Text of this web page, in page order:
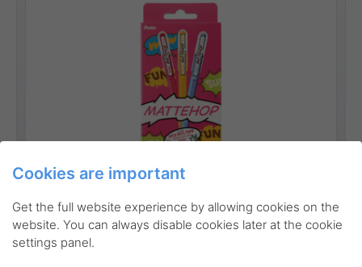
Cookies are important
Get the full website experience by allowing cookies on the
website. You can always disable cookies later at the cookie
settings panel.